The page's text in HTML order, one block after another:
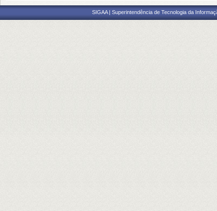
SIGAA | Superintendência de Tecnologia da